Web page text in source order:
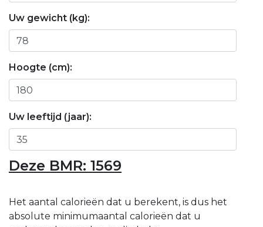
Uw gewicht (kg):
Hoogte (cm):
Uw leeftijd (jaar):
Deze BMR: 1569
Het aantal calorieën dat u berekent, is dus het
absolute minimumaantal calorieën dat u